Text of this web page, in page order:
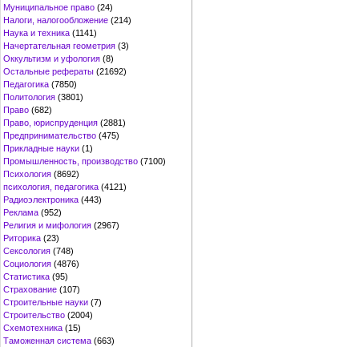
Муниципальное право (24)
Налоги, налогообложение (214)
Наука и техника (1141)
Начертательная геометрия (3)
Оккультизм и уфология (8)
Остальные рефераты (21692)
Педагогика (7850)
Политология (3801)
Право (682)
Право, юриспруденция (2881)
Предпринимательство (475)
Прикладные науки (1)
Промышленность, производство (7100)
Психология (8692)
психология, педагогика (4121)
Радиоэлектроника (443)
Реклама (952)
Религия и мифология (2967)
Риторика (23)
Сексология (748)
Социология (4876)
Статистика (95)
Страхование (107)
Строительные науки (7)
Строительство (2004)
Схемотехника (15)
Таможенная система (663)